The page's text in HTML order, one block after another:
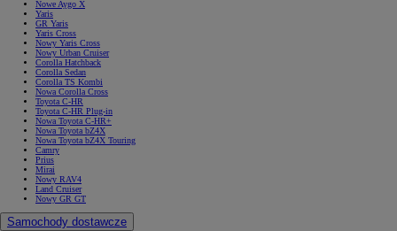
Nowe Aygo X
Yaris
GR Yaris
Yaris Cross
Nowy Yaris Cross
Nowy Urban Cruiser
Corolla Hatchback
Corolla Sedan
Corolla TS Kombi
Nowa Corolla Cross
Toyota C-HR
Toyota C-HR Plug-in
Nowa Toyota C-HR+
Nowa Toyota bZ4X
Nowa Toyota bZ4X Touring
Camry
Prius
Mirai
Nowy RAV4
Land Cruiser
Nowy GR GT
Samochody dostawcze